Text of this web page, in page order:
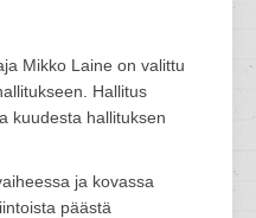
Mikko Laine on valittu
Hallitus
kuudesta hallituksen
ja kovassa
päästä